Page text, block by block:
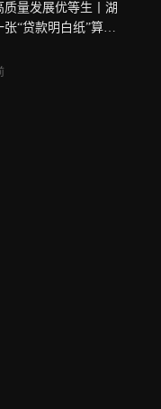
质量发展优等生丨湖
张“贷款明白纸”算清